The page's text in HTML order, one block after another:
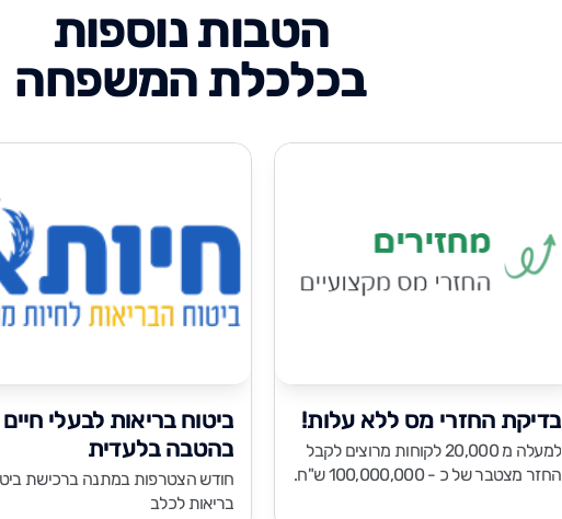
הטבות נוספות
בכלכלת המשפחה
בדיקת החזרי מס ללא עלות!
למעלה מ 20,000 לקוחות מרוצים לקבל
החזר מצטבר של כ - 100,000,000 ש"ח.
ביטוח בריאות לבעלי חיים
בהטבה בלעדית
חודש הצטרפות במתנה ברכישת
בריאות לכלב